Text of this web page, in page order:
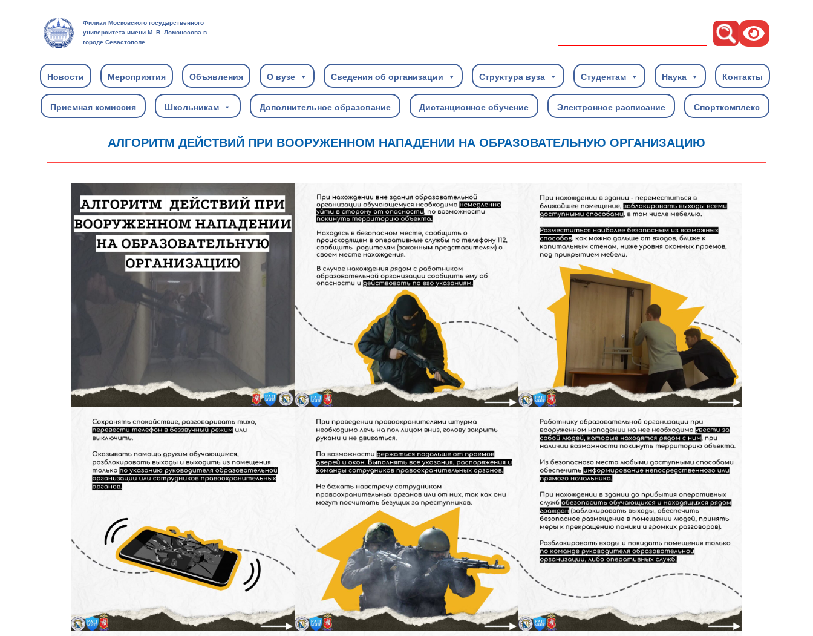
Филиал Московского государственного
университета имени М. В. Ломоносова в
городе Севастополе
Новости Мероприятия Объявления О вузе Сведения об организации Структура вуза Студентам Наука Контакты
Приемная комиссия Школьникам Дополнительное образование Дистанционное обучение Электронное расписание Спорткомплекс
АЛГОРИТМ ДЕЙСТВИЙ ПРИ ВООРУЖЕННОМ НАПАДЕНИИ НА ОБРАЗОВАТЕЛЬНУЮ ОРГАНИЗАЦИЮ